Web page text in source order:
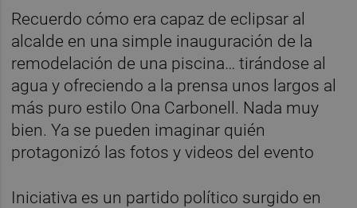
Recuerdo cómo era capaz de eclipsar al
alcalde en una simple inauguración de la
remodelación de una piscina… tirándose al
agua y ofreciendo a la prensa unos largos al
más puro estilo Ona Carbonell. Nada muy
bien. Ya se pueden imaginar quién
protagonizó las fotos y videos del evento
Iniciativa es un partido político surgido en